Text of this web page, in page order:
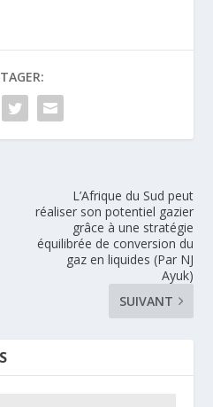
L’Afrique du Sud peut
réaliser son potentiel gazier
grâce à une stratégie
équilibrée de conversion du
gaz en liquides (Par NJ
Ayuk)
SUIVANT